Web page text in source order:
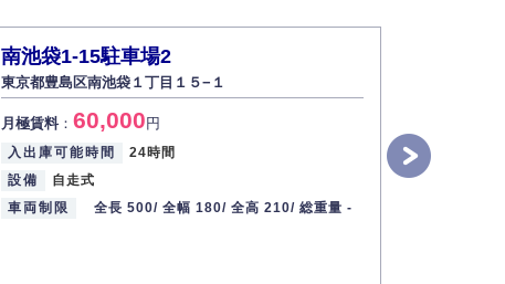
南池袋1-15駐車場2
東京都豊島区南池袋１丁目１５−１
月極賃料： 60,000円
入出庫可能時間
24時間
設備
自走式
車両制限
全長 500/ 全幅 180/ 全高 210/ 総重量 -
入出庫可